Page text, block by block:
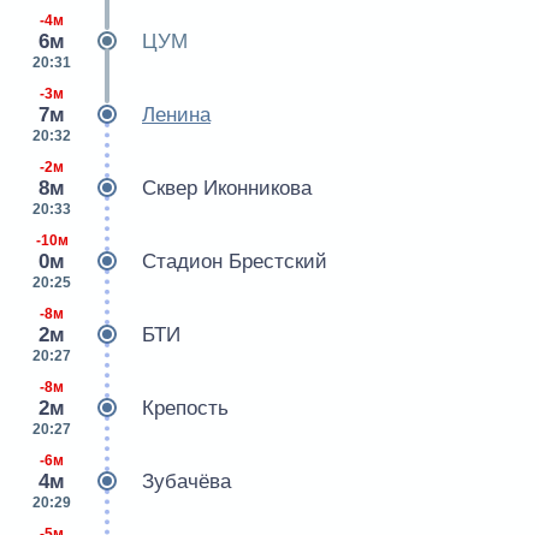
-4м
6м
20:31
ЦУМ
-3м
7м
20:32
Ленина
-2м
8м
20:33
Сквер Иконникова
-10м
0м
20:25
Стадион Брестский
-8м
2м
20:27
БТИ
-8м
2м
20:27
Крепость
-6м
4м
20:29
Зубачёва